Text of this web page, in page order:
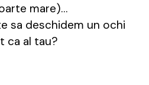
mare)…
sa deschidem un ochi
ca al tau?